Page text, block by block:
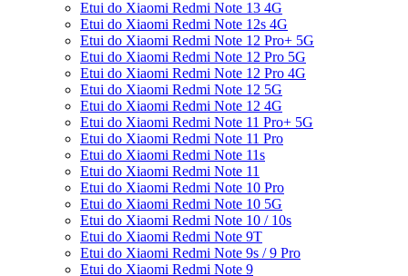
Etui do Xiaomi Redmi Note 13 4G
Etui do Xiaomi Redmi Note 12s 4G
Etui do Xiaomi Redmi Note 12 Pro+ 5G
Etui do Xiaomi Redmi Note 12 Pro 5G
Etui do Xiaomi Redmi Note 12 Pro 4G
Etui do Xiaomi Redmi Note 12 5G
Etui do Xiaomi Redmi Note 12 4G
Etui do Xiaomi Redmi Note 11 Pro+ 5G
Etui do Xiaomi Redmi Note 11 Pro
Etui do Xiaomi Redmi Note 11s
Etui do Xiaomi Redmi Note 11
Etui do Xiaomi Redmi Note 10 Pro
Etui do Xiaomi Redmi Note 10 5G
Etui do Xiaomi Redmi Note 10 / 10s
Etui do Xiaomi Redmi Note 9T
Etui do Xiaomi Redmi Note 9s / 9 Pro
Etui do Xiaomi Redmi Note 9